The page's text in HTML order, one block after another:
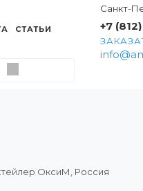
Санкт-
+7
СТАТЬИ
ОксиМ, Россия